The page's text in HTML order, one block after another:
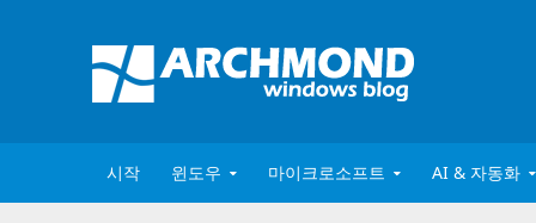
시작 윈도우 마이크로소프트 AI & 자동화